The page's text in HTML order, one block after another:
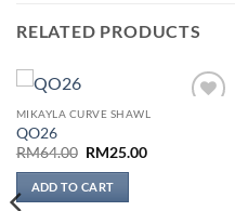
RELATED PRODUCTS
MIKAYLA CURVE SHAWL
QO26
RM64.00 Original
was:
RM64.00.
RM25.00Current
ADD TO CART